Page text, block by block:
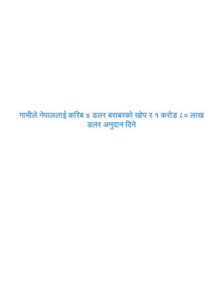
गाभीले नेपाललाई करिब ४ डलर बराबरको खोप र १ करोड ८० लाख
डलर अनुदान दिने